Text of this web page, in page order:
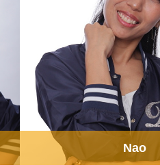
Nao